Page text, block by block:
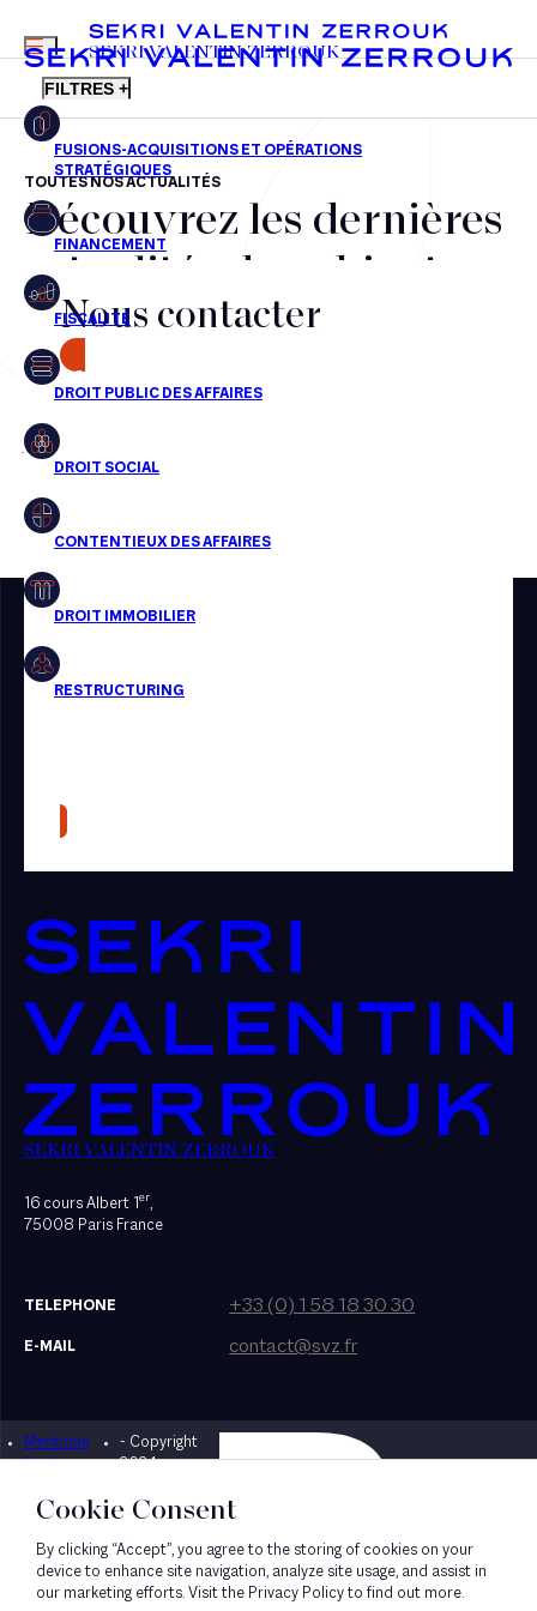
FR EN
MENU
SEKRI VALENTIN ZERROUK
FILTRES +
Fusions-acquisitions et opérations stratégiques
Financement
Fiscalité
Droit public des affaires
Droit social
Droit immobilier
Restructuring
Presse
TOUTES NOS ACTUALITÉS
Découvrez les dernières
actualités du cabinet,
nos récompenses et nos
transactions, jour après
jour
Aucun résultats pour cette recherche
Nous contacter
SEKRI VALENTIN ZERROUK
16 cours Albert 1er,
75008 Paris France
TELEPHONE +33 (0) 1 58 18 30 30
E-MAIL contact@svz.fr
Mentions
légales
- Copyright
2024
Designed by Bonhomme
Cookie Consent
By clicking “Accept”, you agree to the storing of cookies on your
device to enhance site navigation, analyze site usage, and assist in
our marketing efforts. Visit the Privacy Policy to find out more.